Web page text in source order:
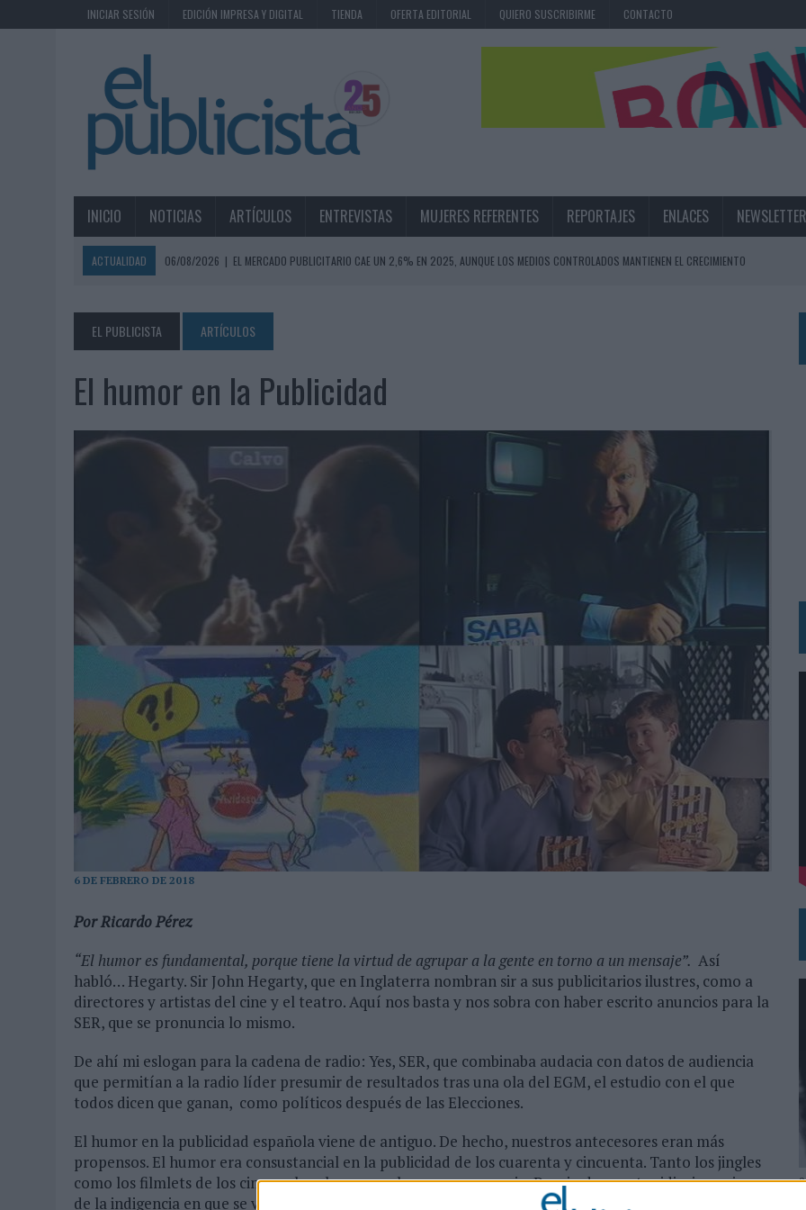
INICIAR SESIÓN EDICIÓN IMPRESA Y DIGITAL TIENDA OFERTA EDITORIAL QUIERO SUSCRIBIRME CONTACTO
INICIO NOTICIAS ARTÍCULOS ENTREVISTAS MUJERES REFERENTES REPORTAJES ENLACES NEWSLETTER
ACTUALIDAD 06/08/2026 | EL MERCADO PUBLICITARIO CAE UN 2,6% EN 2025, AUNQUE LOS MEDIOS CONTROLADOS MANTIENEN EL CRECIMIENTO
EL USO DE LA IA GENERATIVA ALCANZA YA AL 62% DE LOS ESPAÑOLES
06/08/2026 | SYSTEM1 NOMBRA A KIMBERLY BASTONI COMO NUEVA DIRECTORA COMERCIAL GLOBAL
06/08/2026
FRIGO Y UNIQLO LANZAN UNA COLECCIÓN PERSONALIZABLE INSPIRADA EN CORNETTO, CALIPPO Y SOLERO
06/08/2026 | LA IA ESTÁ SUBIENDO EL LISTÓN DE LA CREATIVIDAD
05/08/2026 |
BEON WORLDWIDE LANZA RAÍZ URBANA PARA TRANSFORMAR EL PATRIMONIO HISTÓRICO EN ACTIVOS CULTURALES Y ECONÓMICOS
FABRA COMUNICACIÓN INCORPORA A CASONÁ Y ASUME LA GESTIÓN DE SUS RELACIONES CON LOS MEDIOS
LOPESAN HOTELS & RESORTS ACERCA EL PARAÍSO CANARIO EN SU ÚLTIMA CAMPAÑA INTERNACIONAL
LUIS ARQUILLOS (BURGO DE ARIAS): “LA CONSTRUCCIÓN DE MARCA A LARGO PLAZO Y LA MEDICIÓN SON DOS CARAS DE LA MISMA
‘EL PARAÍSO MÁS CERCA’, DE 22GRADOS PARA LOPESAN HOTELS & RESORTS
04/08/2026 |
‘LA ÚNICA CERVEZA DEL MUNDO QUE SE DISFRUTA DOS VECES’, DE INUSUALY PARA CERVEZA CAPAZ
04/08/2026 | ‘EL FÚTBOL SIN LAS PERSONAS’, DE DENTSU CREATIVE PARA ORANGE
CAPAZ, LA CERVEZA QUE CONVIERTE CADA BOTELLA EN UNA OPORTUNIDAD DE INCLUSIÓN
04/08/2026 |
BABARIA Y MAXIBON SON ‘EL MATCH PERFECTO DEL VERANO’
04/08/2026 | AUDIBLE REIVINDICA EL PODER TRANSFORMADOR DEL AUDIO EN SU NUEVA CAMPAÑA GLOBAL DE MARCA
03/08/2026
‘VUELVE EL FÚTBOL. VUELVE A SOÑAR’, DE VML PARA MOVISTAR
03/08/2026
MOVISTAR APELA A LA ILUSIÓN DE LAS AFICIONES PARA EL REGRESO DEL FÚTBOL
03/08/2026
| EL REAL BETIS INVITA A LOS AFICIONADOS A DISEÑAR SU PRÓXIMA CAMISETA FOREVER GREEN
| SIETE DE CADA DIEZ EMPRESAS ESPAÑOLAS NO INTEGRAN LA INFANCIA EN SU ESTRATEGIA
EL PUBLICISTA ARTÍCULOS
El humor en la Publicidad
6 DE FEBRERO DE 2018
Por Ricardo Pérez
“El humor es fundamental, porque tiene la virtud de agrupar a la gente en torno a un mensaje”. Así
habló… Hegarty. Sir John Hegarty, que en Inglaterra nombran sir a sus publicitarios ilustres, como a
directores y artistas del cine y el teatro. Aquí nos basta y nos sobra con haber escrito anuncios para la
SER, que se pronuncia lo mismo.
De ahí mi eslogan para la cadena de radio: Yes, SER, que combinaba audacia con datos de audiencia
que permitían a la radio líder presumir de resultados tras una ola del EGM, el estudio con el que
todos dicen que ganan, como políticos después de las Elecciones.
El humor en la publicidad española viene de antiguo. De hecho, nuestros antecesores eran más
propensos. El humor era consustancial en la publicidad de los cuarenta y cincuenta. Tanto los jingles
como los filmlets de los cines se basaban en un humor muy propio. Propio de nuestra idiosincrasia y
de la indigencia en que se vivía. Más adelante, cuando la televisión empezó a reinar en los hogares, el